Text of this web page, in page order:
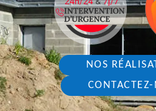
NOS